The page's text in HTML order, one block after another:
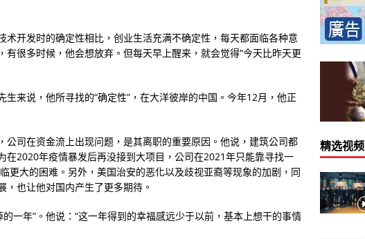
术开发时的确定性相比，创业生活充满不确定性，每天都面临各种意
很多时候，他会想放弃。但每天早上醒来，就会觉得“今天比昨天更
来说，他所寻找的“确定性”，在大洋彼岸的中国。今年12月，他正
公司在资金流上出现问题，是其离职的重要原因。他说，建筑公司都
在2020年疫情暴发后再没接到大项目，公司在2021年只能靠寻找一
更大的困难。另外，美国治安的恶化以及歧视亚裔等现象的加剧，同
也让他对国内产生了更多期待。
一年”。他说：“这一年得到的幸福感远少于以前，基本上想干的事情
精选视频